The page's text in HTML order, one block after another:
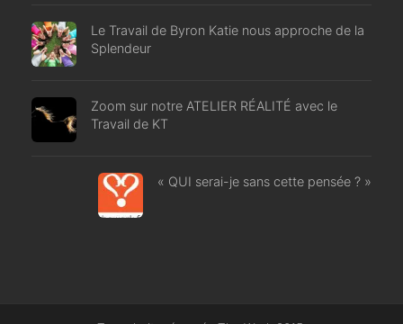
Le Travail de Byron Katie nous approche de la
Splendeur
Zoom sur notre ATELIER RÉALITÉ avec le
Travail de KT
« QUI serai-je sans cette pensée ? »